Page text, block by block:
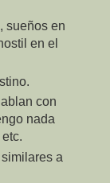
sueños en
en el
con
nada
a